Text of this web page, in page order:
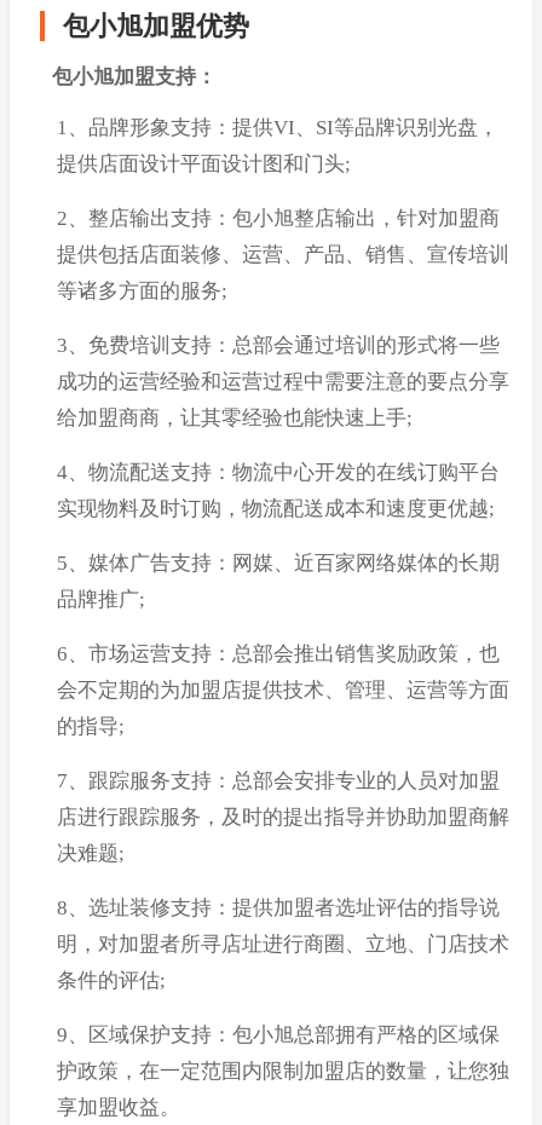
包小旭加盟优势
包小旭加盟支持：
1、品牌形象支持：提供VI、SI等品牌识别光盘，
提供店面设计平面设计图和门头;
2、整店输出支持：包小旭整店输出，针对加盟商
提供包括店面装修、运营、产品、销售、宣传培训
等诸多方面的服务;
3、免费培训支持：总部会通过培训的形式将一些
成功的运营经验和运营过程中需要注意的要点分享
给加盟商商，让其零经验也能快速上手;
4、物流配送支持：物流中心开发的在线订购平台
实现物料及时订购，物流配送成本和速度更优越;
5、媒体广告支持：网媒、近百家网络媒体的长期
品牌推广;
6、市场运营支持：总部会推出销售奖励政策，也
会不定期的为加盟店提供技术、管理、运营等方面
的指导;
7、跟踪服务支持：总部会安排专业的人员对加盟
店进行跟踪服务，及时的提出指导并协助加盟商解
决难题;
8、选址装修支持：提供加盟者选址评估的指导说
明，对加盟者所寻店址进行商圈、立地、门店技术
条件的评估;
9、区域保护支持：包小旭总部拥有严格的区域保
护政策，在一定范围内限制加盟店的数量，让您独
享加盟收益。